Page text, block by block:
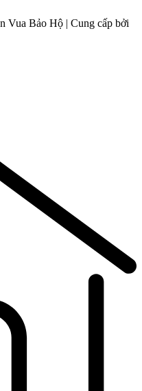
Vua Bảo Hộ | Cung cấp bởi